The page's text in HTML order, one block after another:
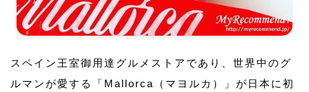
スペイン王室御用達グルメストアであり、世界中のグ
ルマンが愛する「Mallorca（マヨルカ）」が日本に初